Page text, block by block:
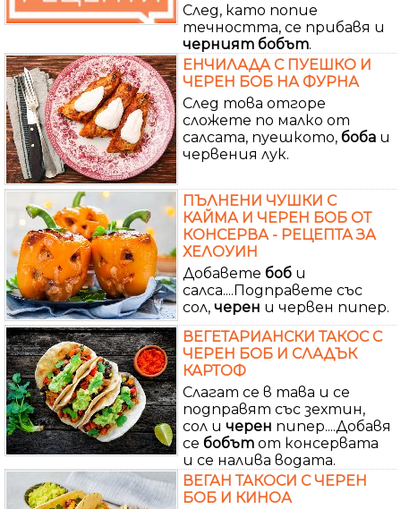
След, като попие
течността, се прибавя и
черният бобът.
ЕНЧИЛАДА С ПУЕШКО И
ЧЕРЕН БОБ НА ФУРНА
След това отгоре
сложете по малко от
салсата, пуешкото, боба и
червения лук.
ПЪЛНЕНИ ЧУШКИ С
КАЙМА И ЧЕРЕН БОБ ОТ
КОНСЕРВА - РЕЦЕПТА ЗА
ХЕЛОУИН
Добавете боб и
салса....Подправете със
сол, черен и червен пипер.
ВЕГЕТАРИАНСКИ ТАКОС С
ЧЕРЕН БОБ И СЛАДЪК
КАРТОФ
Слагат се в тава и се
подправят със зехтин,
сол и черен пипер....Добавя
се бобът от консервата
и се налива водата.
ВЕГАН ТАКОСИ С ЧЕРЕН
БОБ И КИНОА